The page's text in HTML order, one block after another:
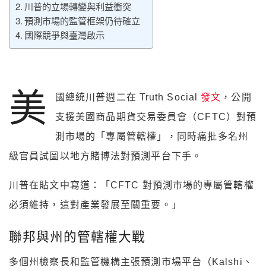
川普的立場轉變與利益衝突
預測市場的監管框架仍待確立
國際競爭與臺灣啟示
美 國總統川普週二在 Truth Social發文 ，公開
支援美國商品期貨交易委員會（CFTC）對預
測市場的「專屬管轄權」，同時痛批多名州
級官員試圖以地方賭博法對預測平台下手。
川普在貼文中寫道：「CFTC 對預測市場的專屬管轄權
必須維持，這對產業發展至關重要。」
聯邦與州的管轄權大戰
多個州檢察長和監管機構主張預測市場平台（Kalshi、